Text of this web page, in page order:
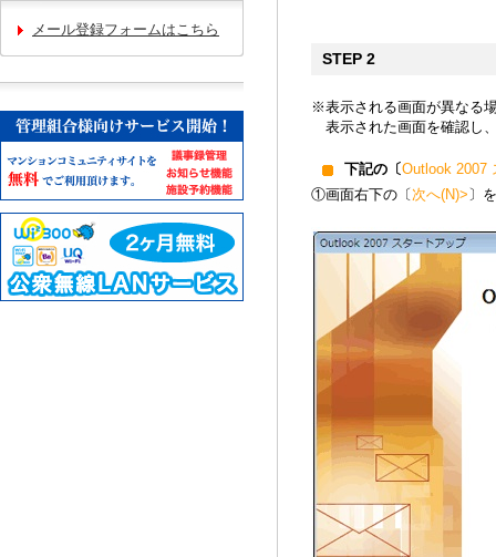
メール登録フォームはこちら
STEP 2
※表示される画面が異なる
表示された画面を確認し
下記の〔Outlook 2007
①画面右下の〔次へ(N)> 〕